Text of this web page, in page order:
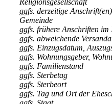
ggfs. derzeitige
Gemeinde
ggfs. frühere Anschriften
ggfs. abweichende
ggfs. Einzugsdatum,
ggfs. Wohnungsgeber,
ggfs. Familienstand
ggfs. Sterbetag
ggfs. Sterbeort
ggfs. Tag und Ort der